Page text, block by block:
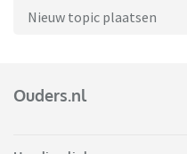
Nieuw topic plaatsen
Ouders.nl